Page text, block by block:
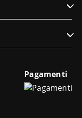
Pagamenti